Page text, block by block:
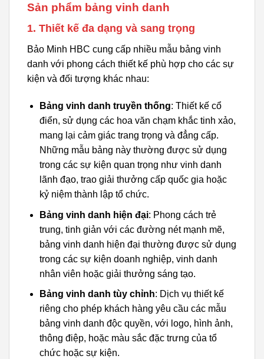
Sản phẩm bảng vinh danh
1. Thiết kế đa dạng và sang trọng
Bảo Minh HBC cung cấp nhiều mẫu bảng vinh
danh với phong cách thiết kế phù hợp cho các sự
kiện và đối tượng khác nhau:
Bảng vinh danh truyền thống: Thiết kế cổ
điển, sử dụng các hoa văn chạm khắc tinh xảo,
mang lại cảm giác trang trọng và đẳng cấp.
Những mẫu bảng này thường được sử dụng
trong các sự kiện quan trọng như vinh danh
lãnh đạo, trao giải thưởng cấp quốc gia hoặc
kỷ niệm thành lập tổ chức.
Bảng vinh danh hiện đại: Phong cách trẻ
trung, tinh giản với các đường nét mạnh mẽ,
bảng vinh danh hiện đại thường được sử dụng
trong các sự kiện doanh nghiệp, vinh danh
nhân viên hoặc giải thưởng sáng tạo.
Bảng vinh danh tùy chỉnh: Dịch vụ thiết kế
riêng cho phép khách hàng yêu cầu các mẫu
bảng vinh danh độc quyền, với logo, hình ảnh,
thông điệp, hoặc màu sắc đặc trưng của tổ
chức hoặc sự kiện.